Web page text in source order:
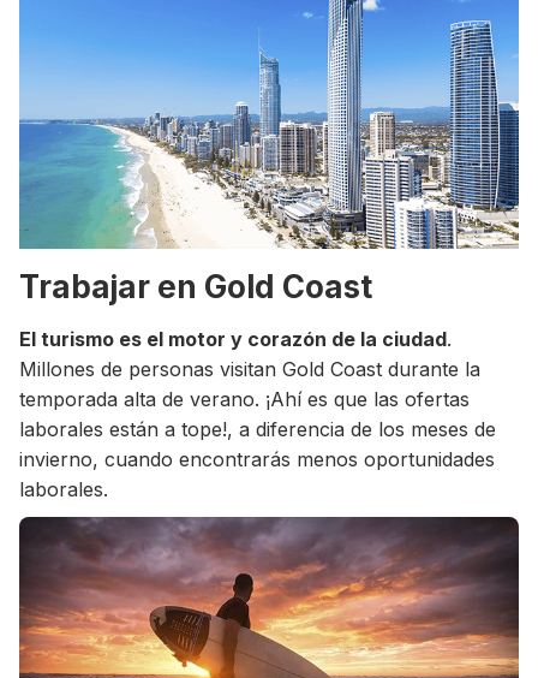
Trabajar en Gold Coast
El turismo es el motor y corazón de la ciudad.
Millones de personas visitan Gold Coast durante la
temporada alta de verano. ¡Ahí es que las ofertas
laborales están a tope!, a diferencia de los meses de
invierno, cuando encontrarás menos oportunidades
laborales.